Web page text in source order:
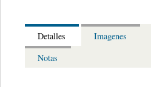
Detalles
Imagenes
Notas